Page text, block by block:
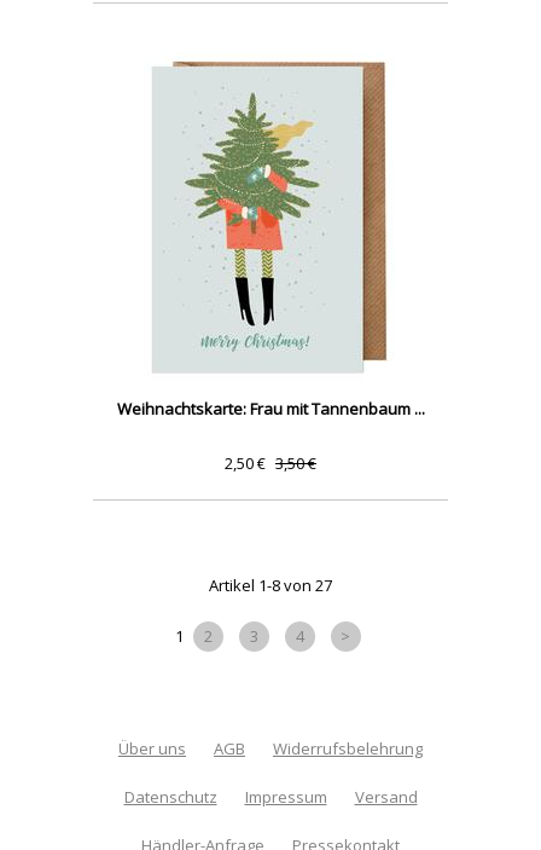
Weihnachtskarte: Frau mit Tannenbaum ...
2,50 € 3,50 €
Artikel 1-8 von 27
1 2 3 4 >
Über uns AGB Widerrufsbelehrung
Datenschutz Impressum Versand
Händler-Anfrage Pressekontakt